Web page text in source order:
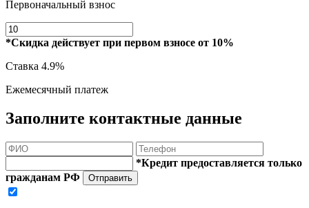
Первоначальный взнос
*Скидка действует при первом взносе от 10%
Ставка 4.9%
Ежемесячный платеж
Заполните контактные данные
*Кредит предоставляется только
гражданам РФ
Отправить